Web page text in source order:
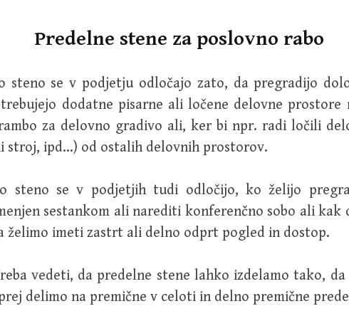
Predelne stene za poslovno rabo
steno se v podjetju odločajo zato, da pregradijo
dodatne pisarne ali ločene delovne prostore
za delovno gradivo ali, ker bi npr. radi ločili
stroj, ipd…) od ostalih delovnih prostorov.
steno se v podjetjih tudi odločijo, ko želijo
sestankom ali narediti konferenčno sobo ali kak
želimo imeti zastrt ali delno odprt pogled in dostop.
vedeti, da predelne stene lahko izdelamo tako, da
delimo na premične v celoti in delno premične